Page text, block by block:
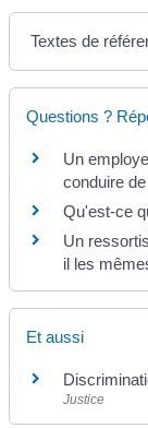
Textes de
Questions ?
Un
conduire
Qu'est-ce
Un
il les
Et aussi
Justice